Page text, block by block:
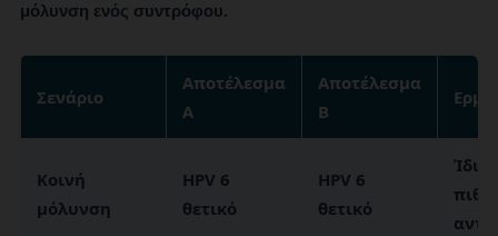
μόλυνση ενός συντρόφου.
Σενάριο
Αποτέλεσμα
Α
Αποτέλεσμα
Β
Κοινή
μόλυνση
HPV 6
θετικό
HPV 6
θετικό